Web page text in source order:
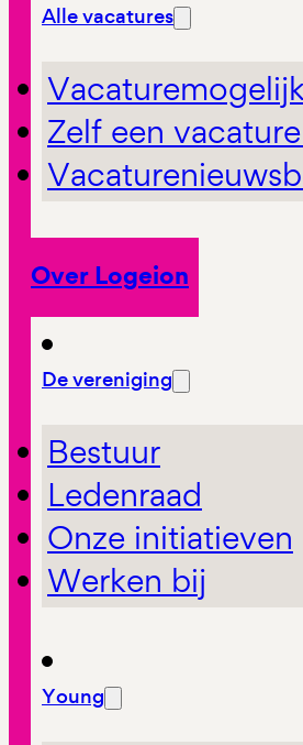
Alle vacatures
Zelf een
Over Logeion
De vereniging
Bestuur
Ledenraad
Onze initiatieven
Werken bij
Young